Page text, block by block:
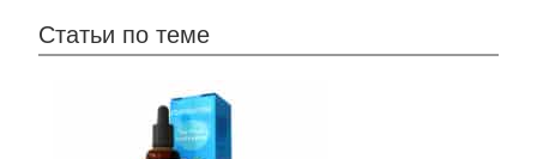
Статьи по теме